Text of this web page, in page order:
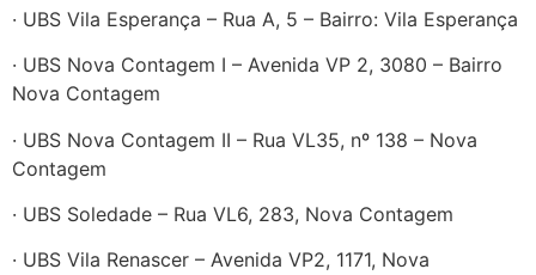
· UBS Vila Esperança – Rua A, 5 – Bairro: Vila Esperança
· UBS Nova Contagem I – Avenida VP 2, 3080 – Bairro
Nova Contagem
· UBS Nova Contagem II – Rua VL35, nº 138 – Nova
Contagem
· UBS Soledade – Rua VL6, 283, Nova Contagem
· UBS Vila Renascer – Avenida VP2, 1171, Nova